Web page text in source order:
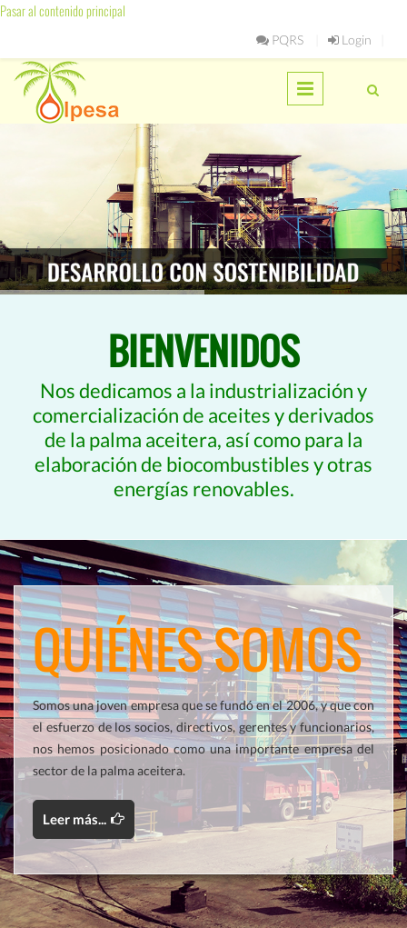
Pasar al contenido principal
PQRS Login
BIENVENIDOS
Nos dedicamos a la industrialización y
comercialización de aceites y derivados
de la palma aceitera, así como para la
elaboración de biocombustibles y otras
energías renovables.
QUIÉNES SOMOS
Somos una joven empresa que se fundó en el 2006, y que con
el esfuerzo de los socios, directivos, gerentes y funcionarios,
nos hemos posicionado como una importante empresa del
sector de la palma aceitera.
Leer más...